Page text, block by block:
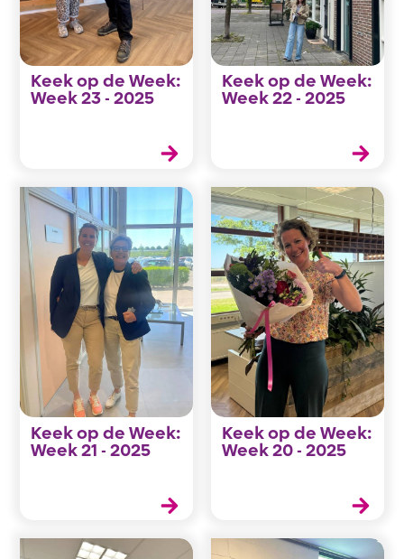
Keek op de Week:
Week 23 - 2025
Keek op de Week:
Week 22 - 2025
Keek op de Week:
Week 21 - 2025
Keek op de Week:
Week 20 - 2025